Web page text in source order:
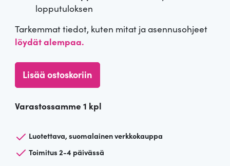
t
a
o
l
i
:
1
:
6
5
€
.
lopputuloksen
Tarkemmat tiedot, kuten mitat ja asennusohjeet
löydät alempaa.
T
m
u
Lisää ostoskoriin
Varastossamme 1 kpl
Luotettava, suomalainen verkkokauppa
Toimitus 2-4 päivässä